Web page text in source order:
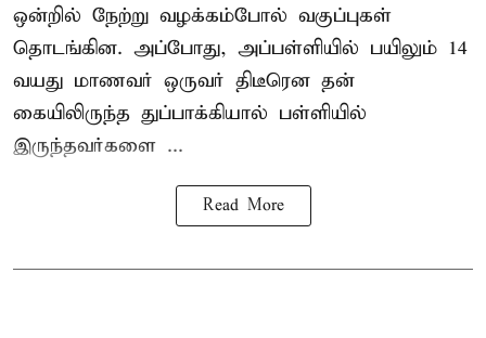
ஒன்றில் நேற்று வழக்கம்போல் வகுப்புகள்
தொடங்கின. அப்போது, அப்பள்ளியில் பயிலும் 14
வயது மாணவர் ஒருவர் திடீரென தன்
கையிலிருந்த துப்பாக்கியால் பள்ளியில்
இருந்தவர்களை ...
Read More